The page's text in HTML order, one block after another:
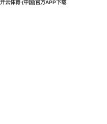
开云体育·(中国)官方APP下载